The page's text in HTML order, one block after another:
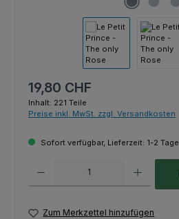
Regulärer Preis:
19,80 CHF
Inhalt: 221 Teile
Preise inkl. MwSt. zzgl. Versandkosten
Sofort verfügbar, Lieferzeit: 1-2 Tage
Zum Merkzettel hinzufügen